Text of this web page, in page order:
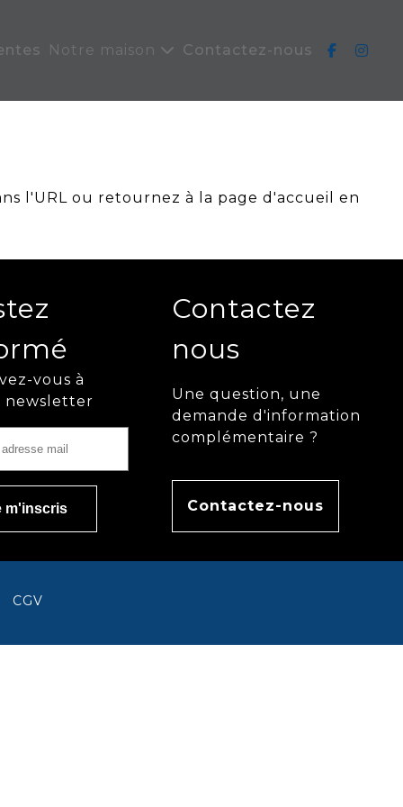
Notre maison Contactez-nous
l'URL ou retournez à la page d'accueil en
vous à
newsletter
Contactez
nous
Une question, une
demande d'information
complémentaire ?
Contactez-nous
CGV